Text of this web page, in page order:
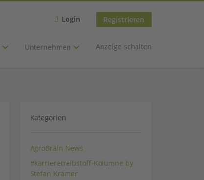
Login Registrieren
Unternehmen Anzeige schalten
Kategorien
AgroBrain News
#karrieretreibstoff-Kolumne by
Stefan Krämer